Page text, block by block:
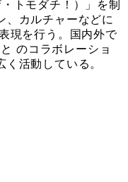
トモダチ！）」を制
、カルチャーなどに
現を行う。国内外で
のコラボレーショ
活動している。